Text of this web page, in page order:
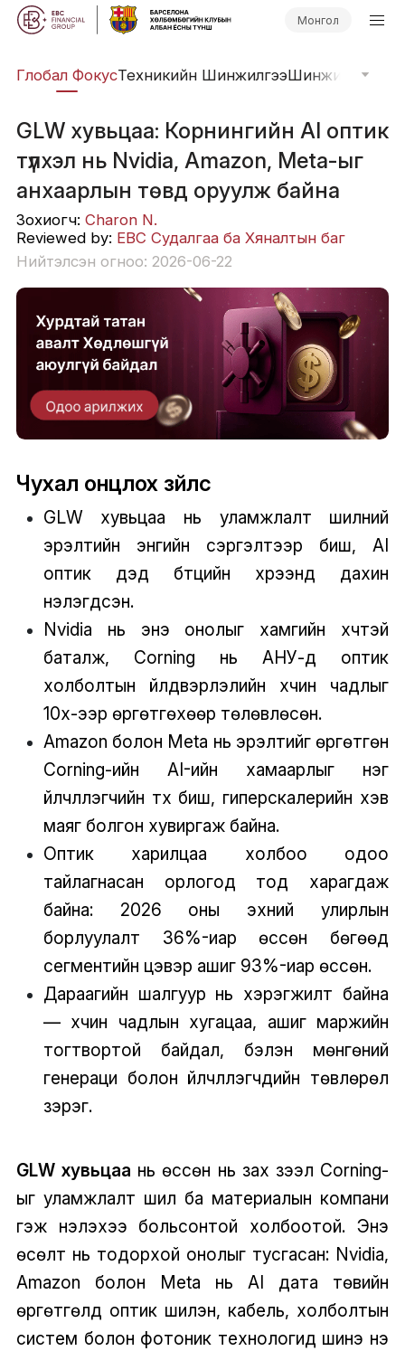
Монгол
Глобал ФокусТехникийн ШинжилгээШинжилгээний
GLW хувьцаа: Корнингийн AI оптик
түлхэл нь Nvidia, Amazon, Meta-ыг
анхаарлын төвд оруулж байна
Зохиогч: Charon N.
Reviewed by: EBC Судалгаа ба Хяналтын баг
Нийтэлсэн огноо: 2026-06-22
Чухал онцлох зүйлс
GLW хувьцаа нь уламжлалт шилний
эрэлтийн энгийн сэргэлтээр биш, AI
оптик дэд бүтцийн хүрээнд дахин
үнэлэгдсэн.
Nvidia нь энэ онолыг хамгийн хүчтэй
баталж, Corning нь АНУ-д оптик
холболтын үйлдвэрлэлийн хүчин чадлыг
10x-ээр өргөтгөхөөр төлөвлөсөн.
Amazon болон Meta нь эрэлтийг өргөтгөн
Corning-ийн AI-ийн хамаарлыг нэг
үйлчлүүлэгчийн түүх биш, гиперскалерийн хэв
маяг болгон хувиргаж байна.
Оптик харилцаа холбоо одоо
тайлагнасан орлогод тод харагдаж
байна: 2026 оны эхний улирлын
борлуулалт 36%-иар өссөн бөгөөд
сегментийн цэвэр ашиг 93%-иар өссөн.
Дараагийн шалгуур нь хэрэгжилт байна
— хүчин чадлын хугацаа, ашиг маржийн
тогтвортой байдал, бэлэн мөнгөний
генераци болон үйлчлүүлэгчдийн төвлөрөл
зэрэг.
GLW хувьцаа нь өссөн нь зах зээл Corning-
ыг уламжлалт шил ба материалын компани
гэж үнэлэхээ больсонтой холбоотой. Энэ
өсөлт нь тодорхой онолыг тусгасан: Nvidia,
Amazon болон Meta нь AI дата төвийн
өргөтгөлүүд оптик шилэн, кабель, холболтын
систем болон фотоник технологид шинэ үнэ